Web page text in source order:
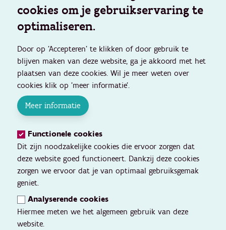
cookies om je gebruikservaring te
optimaliseren.
Door op 'Accepteren' te klikken of door gebruik te
blijven maken van deze website, ga je akkoord met het
plaatsen van deze cookies. Wil je meer weten over
cookies klik op 'meer informatie'.
Meer informatie
Functionele cookies
Dit zijn noodzakelijke cookies die ervoor zorgen dat
deze website goed functioneert. Dankzij deze cookies
zorgen we ervoor dat je van optimaal gebruiksgemak
geniet.
Analyserende cookies
Hiermee meten we het algemeen gebruik van deze
website.